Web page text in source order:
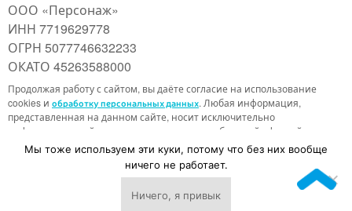
ООО «Персонаж»
ИНН 7719629778
ОГРН 5077746632233
ОКАТО 45263588000
Продолжая работу с сайтом, вы даёте согласие на использование
cookies и обработку персональных данных. Любая информация,
представленная на данном сайте, носит исключительно
информационный характер и не является публичной офертой,
определяемой ст. 437 ГК РФ. Отправляя сведения через любую
электронную форму на этом сайте, вы даёте согласие на получение
обратной связи, а также информационных и рекламных рассылок.
Мы тоже используем эти куки, потому что без них вообще
ничего не работает.
Ничего, я привык